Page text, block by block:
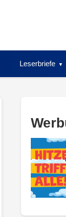
Leserbriefe